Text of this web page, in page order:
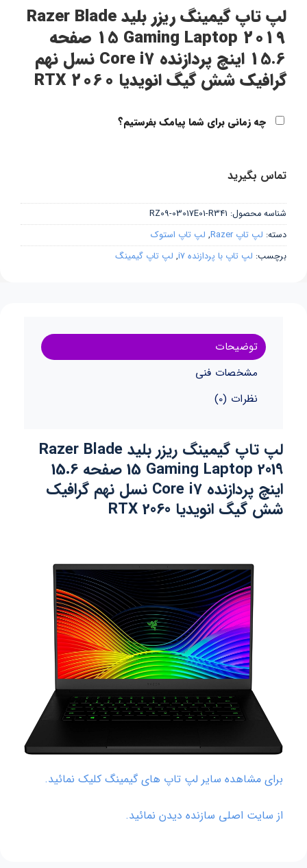
لپ تاپ گیمینگ ریزر بلید Razer Blade
15 Gaming Laptop 2019 صفحه
15.6 اینچ پردازنده Core i7 نسل نهم
گرافیک شش گیگ انویدیا RTX 2060
چه زمانی برای شما پیامک بفرستیم؟
تماس بگیرید
شناسه محصول: RZ09-03017E01-R341
دسته: لپ تاپ Razer , لپ تاپ استوک
برچسب: لپ تاپ با پردازنده i7 , لپ تاپ گیمینگ
توضیحات
مشخصات فنی
نظرات (0)
لپ تاپ گیمینگ ریزر بلید Razer Blade
15 Gaming Laptop 2019 صفحه 15.6
اینچ پردازنده Core i7 نسل نهم گرافیک
شش گیگ انویدیا RTX 2060
برای مشاهده سایر لپ تاپ های گیمینگ کلیک نمائید.
از سایت اصلی سازنده دیدن نمائید.